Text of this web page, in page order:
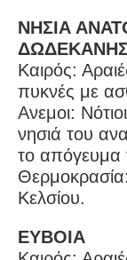
ΝΗΣΙΑ
Καιρός:
πυκνές με
Ανεμοι:
νησιά του
το απόγευμα
Κελσίου.
ΕΥΒΟΙΑ